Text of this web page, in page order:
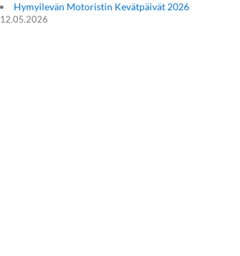
Hymyilevän Motoristin Kevätpäivät 2026
12.05.2026